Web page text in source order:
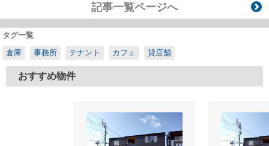
記事一覧ページへ
タグ一覧
倉庫
事務所 テナント カフェ 貸店舗
おすすめ物件